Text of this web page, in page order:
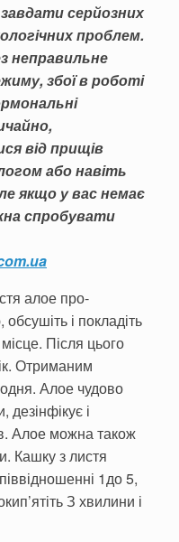
серйозних
проблем.
неправильне
збої в роботі
від прищів
або навіть
якщо у вас немає
спробувати
алое про­
і покладіть
Після цього
Отриманим
Алое чудово
і
Алое можна також
Кашку з листя
1до 5,
З хвилини і